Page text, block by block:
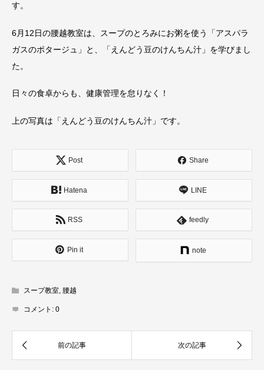
す。
6月12日の腰越教室は、スープのとろみにお粥を使う「アスパラ
ガスのポタージュ」と、「えんどう豆のけんちん汁」を学びまし
た。
日々の食卓からも、健康管理を怠りなく！
上の写真は「えんどう豆のけんちん汁」です。
Post Share
Hatena LINE
RSS feedly
Pin it note
スープ教室, 腰越
コメント: 0